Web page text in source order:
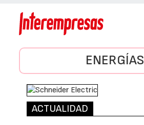
ENERGÍAS
ACTUALIDAD